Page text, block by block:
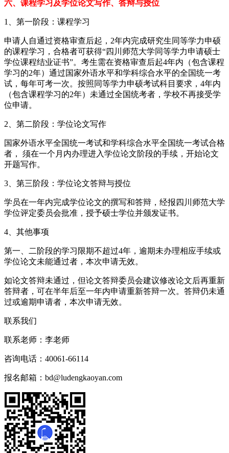
六、课程学习及学位论文写作、答辩与授位
1、第一阶段：课程学习
申请人自通过资格审查后起，2年内完成研究生同等学力申硕
的课程学习，合格者可获得“四川师范大学同等学力申请硕士
学位课程结业证书”。考生需在资格审查后起4年内（包含课程
学习的2年）通过国家外语水平和学科综合水平的全国统一考
试，每年可考一次。按照同等学力申硕考试科目要求，4年内
（包含课程学习的2年）未通过全国统考者，学校不再接受学
位申请。
2、第二阶段：学位论文写作
国家外语水平全国统一考试和学科综合水平全国统一考试合格
者， 须在一个月内办理进入学位论文阶段的手续，开始论文
开题写作。
3、第三阶段：学位论文答辩与授位
学员在一年内完成学位论文的撰写和答辩，经报四川师范大学
学位评定委员会批准，授予硕士学位并颁发证书。
4、其他事项
第一、二阶段的学习限期不超过4年，逾期未办理相应手续或
学位论文未能通过者，本次申请无效。
如论文答辩未通过，但论文答辩委员会建议修改论文后再重新
答辩者，可在半年后至一年内申请重新答辩一次。答辩仍未通
过或逾期申请者，本次申请无效。
联系我们
联系老师： 李老师
咨询电话： 40061-66114
报名邮箱： bd@ludengkaoyan.com